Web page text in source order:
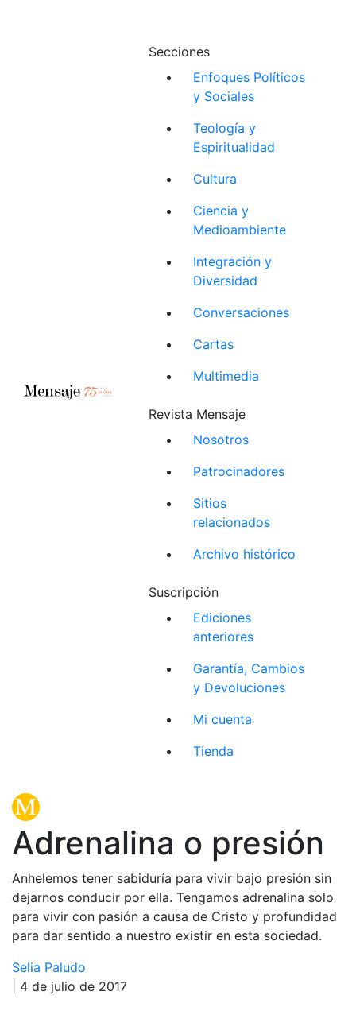
Secciones
Enfoques Políticos
y Sociales
Teología y
Espiritualidad
Cultura
Ciencia y
Medioambiente
Integración y
Diversidad
Conversaciones
Cartas
Multimedia
Revista Mensaje
Nosotros
Patrocinadores
Sitios
relacionados
Archivo histórico
Suscripción
Ediciones
anteriores
Garantía, Cambios
y Devoluciones
Mi cuenta
Tienda
Adrenalina o presión
Anhelemos tener sabiduría para vivir bajo presión sin
dejarnos conducir por ella. Tengamos adrenalina solo
para vivir con pasión a causa de Cristo y profundidad
para dar sentido a nuestro existir en esta sociedad.
Selia Paludo
| 4 de julio de 2017